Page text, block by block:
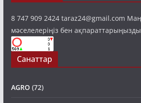
8 747 909 2424 taraz24@gmail.com
мәселелеріңіз бен ақпараттарыңызды
Санаттар
AGRO(72)